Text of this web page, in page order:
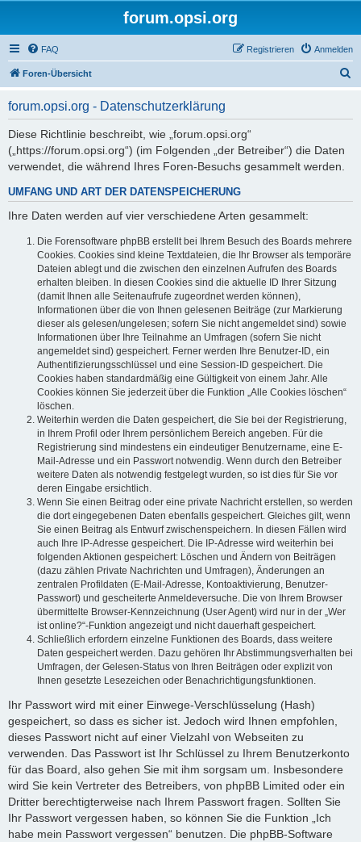
forum.opsi.org
FAQ Anmelden
Registrieren
Foren-Übersicht
forum.opsi.org - Datenschutzerklärung
Diese Richtlinie beschreibt, wie „forum.opsi.org“
(„https://forum.opsi.org“) (im Folgenden „der Betreiber“) die Daten
verwendet, die während Ihres Foren-Besuchs gesammelt werden.
UMFANG UND ART DER DATENSPEICHERUNG
Ihre Daten werden auf vier verschiedene Arten gesammelt:
Die Forensoftware phpBB erstellt bei Ihrem Besuch des Boards mehrere
Cookies. Cookies sind kleine Textdateien, die Ihr Browser als temporäre
Dateien ablegt und die zwischen den einzelnen Aufrufen des Boards
erhalten bleiben. In diesen Cookies sind die aktuelle ID Ihrer Sitzung
(damit Ihnen alle Seitenaufrufe zugeordnet werden können),
Informationen über die von Ihnen gelesenen Beiträge (zur Markierung
dieser als gelesen/ungelesen; sofern Sie nicht angemeldet sind) sowie
Informationen über Ihre Teilnahme an Umfragen (sofern Sie nicht
angemeldet sind) gespeichert. Ferner werden Ihre Benutzer-ID, ein
Authentifizierungsschlüssel und eine Session-ID gespeichert. Die
Cookies haben standardmäßig eine Gültigkeit von einem Jahr. Alle
Cookies können Sie jederzeit über die Funktion „Alle Cookies löschen“
löschen.
Weiterhin werden die Daten gespeichert, die Sie bei der Registrierung,
in Ihrem Profil oder Ihrem persönlichem Bereich angeben. Für die
Registrierung sind mindestens ein eindeutiger Benutzername, eine E-
Mail-Adresse und ein Passwort notwendig. Wenn durch den Betreiber
weitere Daten als notwendig festgelegt wurden, so ist dies für Sie vor
deren Eingabe ersichtlich.
Wenn Sie einen Beitrag oder eine private Nachricht erstellen, so werden
die dort eingegebenen Daten ebenfalls gespeichert. Gleiches gilt, wenn
Sie einen Beitrag als Entwurf zwischenspeichern. In diesen Fällen wird
auch Ihre IP-Adresse gespeichert. Die IP-Adresse wird weiterhin bei
folgenden Aktionen gespeichert: Löschen und Ändern von Beiträgen
(dazu zählen Private Nachrichten und Umfragen), Änderungen an
zentralen Profildaten (E-Mail-Adresse, Kontoaktivierung, Benutzer-
Passwort) und gescheiterte Anmeldeversuche. Die von Ihrem Browser
übermittelte Browser-Kennzeichnung (User Agent) wird nur in der „Wer
ist online?“-Funktion angezeigt und nicht dauerhaft gespeichert.
Schließlich erfordern einzelne Funktionen des Boards, dass weitere
Daten gespeichert werden. Dazu gehören Ihr Abstimmungsverhalten bei
Umfragen, der Gelesen-Status von Ihren Beiträgen oder explizit von
Ihnen gesetzte Lesezeichen oder Benachrichtigungsfunktionen.
Ihr Passwort wird mit einer Einwege-Verschlüsselung (Hash)
gespeichert, so dass es sicher ist. Jedoch wird Ihnen empfohlen,
dieses Passwort nicht auf einer Vielzahl von Webseiten zu
verwenden. Das Passwort ist Ihr Schlüssel zu Ihrem Benutzerkonto
für das Board, also gehen Sie mit ihm sorgsam um. Insbesondere
wird Sie kein Vertreter des Betreibers, von phpBB Limited oder ein
Dritter berechtigterweise nach Ihrem Passwort fragen. Sollten Sie
Ihr Passwort vergessen haben, so können Sie die Funktion „Ich
habe mein Passwort vergessen“ benutzen. Die phpBB-Software